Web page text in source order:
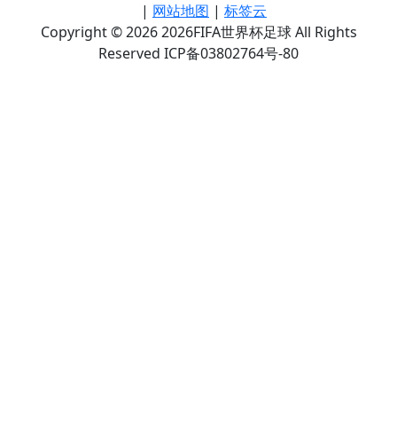
| 网站地图 | 标签云
Copyright © 2026 2026FIFA世界杯足球 All Rights
Reserved ICP备03802764号-80